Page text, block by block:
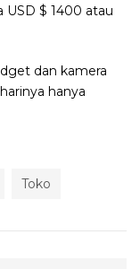
USD $ 1400 atau
dan kamera
hanya
Toko